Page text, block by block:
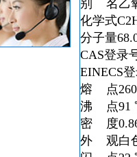
别 名乙
化学式
分子量
CAS登录
EINECS
熔 点
沸 点91
密 度
外 观白